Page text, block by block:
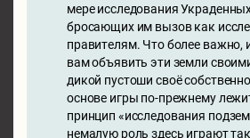
мере исследования
бросающих им вызов как
правителям. Что более важно,
вам объявить эти земли
дикой пустоши своё
основе игры по-прежнему
принцип «исследования
немалую роль здесь играют